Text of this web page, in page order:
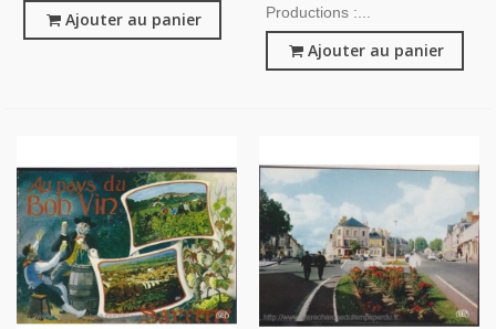
Ajouter au panier
Productions :...
Ajouter au panier